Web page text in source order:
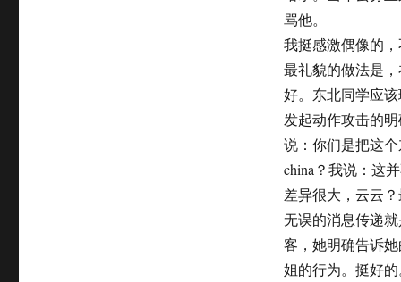
骂他。
我挺感激偶像的
最礼貌的做法是
好。东北同学应
发起动作攻击的
说：你们是把这
china？我说：这
差异很大，云云
无误的消息传递
客，她明确告诉
姐的行为。挺好